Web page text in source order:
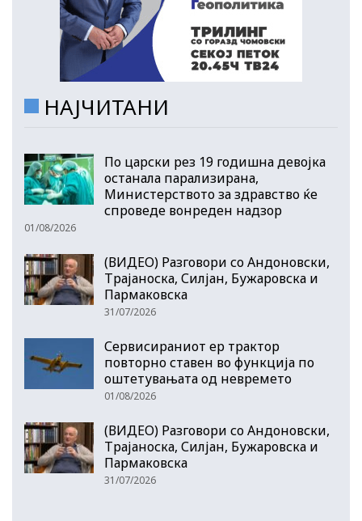
НАЈЧИТАНИ
По царски рез 19 годишна девојка
останала парализирана,
Министерството за здравство ќе
спроведе вонреден надзор
01/08/2026
(ВИДЕО) Разговори со Андоновски,
Трајаноска, Силјан, Бужаровска и
Пармаковска
31/07/2026
Сервисираниот ер трактор
повторно ставен во функција по
оштетувањата од невремето
01/08/2026
(ВИДЕО) Разговори со Андоновски,
Трајаноска, Силјан, Бужаровска и
Пармаковска
31/07/2026